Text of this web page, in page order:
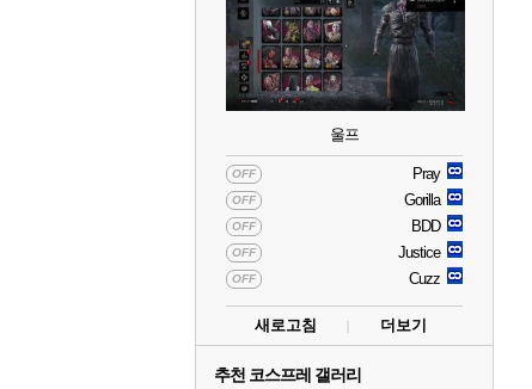
울프
OFF Pray
OFF Gorilla
OFF BDD
OFF Justice
OFF Cuzz
새로고침 더보기
추천 코스프레 갤러리